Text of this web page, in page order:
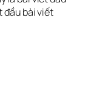
đầu bài viết